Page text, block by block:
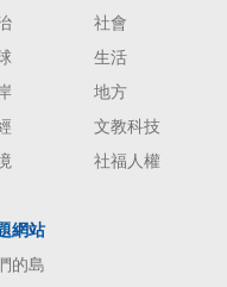
社會
生活
地方
文教科技
社福人權
網站
的島